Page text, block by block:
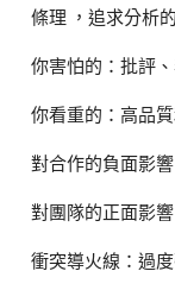
條理 ，追求分析
你害怕的：批評
你看重的：高品
對合作的負面影
對團隊的正面影
衝突導火線：過